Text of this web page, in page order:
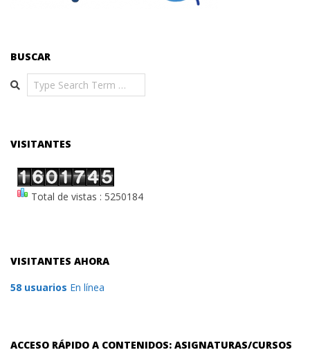
BUSCAR
Search
VISITANTES
Total de vistas : 5250184
VISITANTES AHORA
58 usuarios En línea
ACCESO RÁPIDO A CONTENIDOS: ASIGNATURAS/CURSOS